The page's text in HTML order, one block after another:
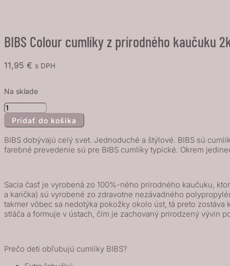
BIBS Colour cumlíky z prírodného kaučuku
11,95 € s DPH
Na sklade
množstvo
BIBS
cumlíky
kaučuku
2ks
-
Haze
Pridať do košíka
BIBS dobývajú celý svet. Jednoduché a štýlové. BIBS sú
farebné prevedenie sú pre BIBS cumlíky typické. Okrem
Sacia časť je vyrobená zo 100%-ného prírodného kaučuku,
a karička) sú vyrobené zo zdravotne nezávadného
takmer vôbec sa nedotýka pokožky okolo úst, tá preto
stláča a formuje v ústach, čím je zachovaný prirodzený vývin
Prečo deti obľubujú cumlíky BIBS?